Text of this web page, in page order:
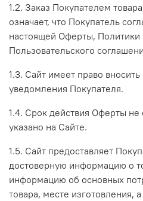
1.2. Заказ Покупателем
означает, что Покупатель
настоящей Оферты, Политики
Пользовательского
1.3. Сайт имеет право
уведомления Покупателя.
1.4. Срок действия Оферты не
указано на Сайте.
1.5. Сайт предоставляет
достоверную информацию о
информацию об основных
товара, месте изготовления,